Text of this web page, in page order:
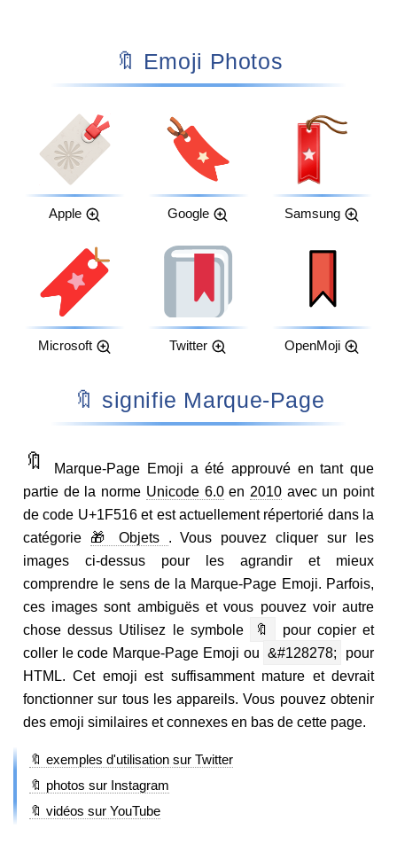
🔖 Emoji Photos
Apple Google Samsung
Microsoft Twitter OpenMoji
🔖 signifie Marque-Page
🔖
Marque-Page Emoji a été approuvé en tant que
partie de la norme Unicode 6.0en 2010avec un point
de code U+1F516 et est actuellement répertorié dans la
catégorie 🎁 Objets . Vous pouvez cliquer sur les
images ci-dessus pour les agrandir et mieux
comprendre le sens de la Marque-Page Emoji. Parfois,
ces images sont ambiguës et vous pouvez voir autre
chose dessus Utilisez le symbole
🔖
pour copier et
coller le code Marque-Page Emoji ou &#128278;
pour
HTML. Cet emoji est suffisamment mature et devrait
fonctionner sur tous les appareils. Vous pouvez obtenir
des emoji similaires et connexes en bas de cette page.
🔖 exemples d'utilisation sur Twitter
🔖 photos sur Instagram
🔖 vidéos sur YouTube